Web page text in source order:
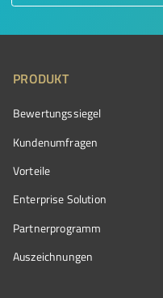
PRODUKT
Bewertungssiegel
Kundenumfragen
Vorteile
Enterprise Solution
Partnerprogramm
Auszeichnungen